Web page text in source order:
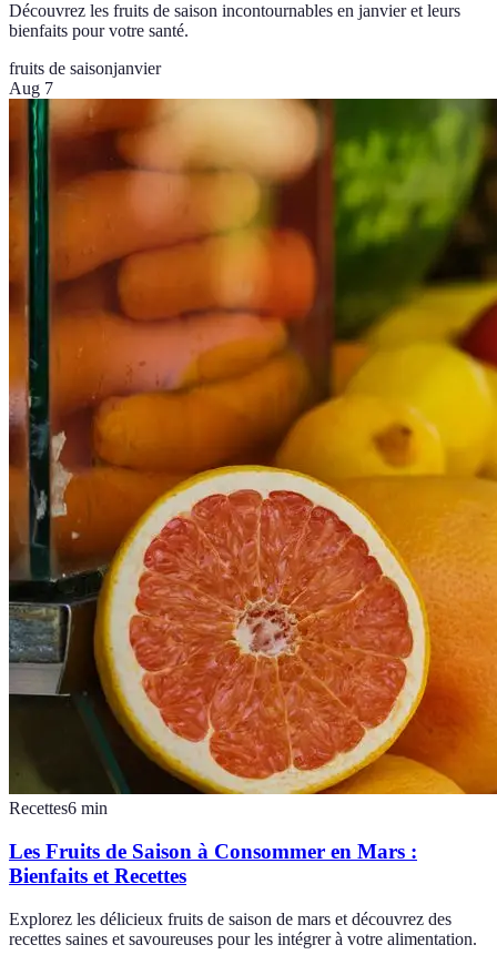
Découvrez les fruits de saison incontournables en janvier et leurs
bienfaits pour votre santé.
fruits de saisonjanvier
Aug 7
Recettes6 min
Les Fruits de Saison à Consommer en Mars :
Bienfaits et Recettes
Explorez les délicieux fruits de saison de mars et découvrez des
recettes saines et savoureuses pour les intégrer à votre alimentation.